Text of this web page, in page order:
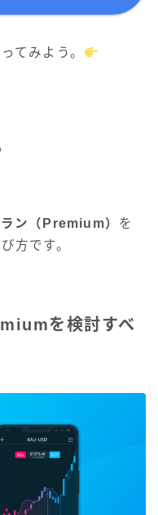
てみよう。
ン（Premium） を
方です。
を検討すべ